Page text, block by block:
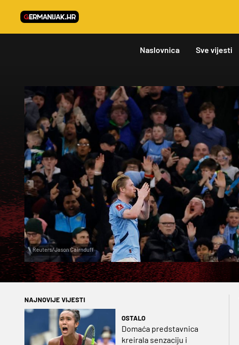
Naslovnica Sve vijesti
Reuters/Jason Cairnduff
NAJNOVIJE VIJESTI
OSTALO
Domaća predstavnica
kreirala senzaciju i